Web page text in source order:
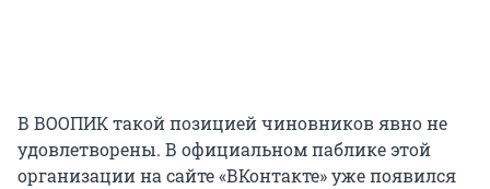
В ВООПИК такой позицией чиновников явно не
удовлетворены. В официальном паблике этой
организации на сайте «ВКонтакте» уже появился